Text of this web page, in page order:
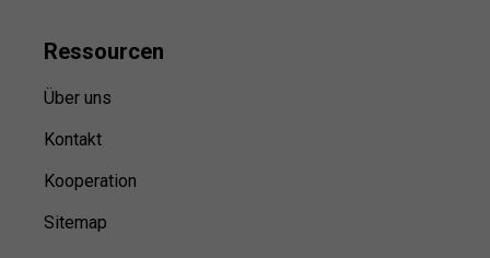
Ressourcen
Über uns
Kontakt
Kooperation
Sitemap